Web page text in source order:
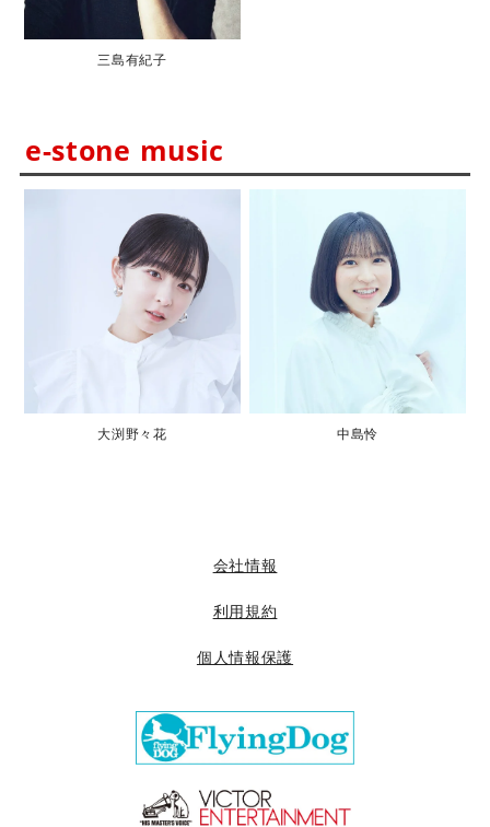
三島有紀子
e-stone music
大渕野々花 中島怜
会社情報
利用規約
個人情報保護